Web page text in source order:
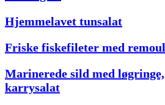
Hjemmelavet tunsalat
Friske fiskefileter med
Marinerede sild med
karrysalat